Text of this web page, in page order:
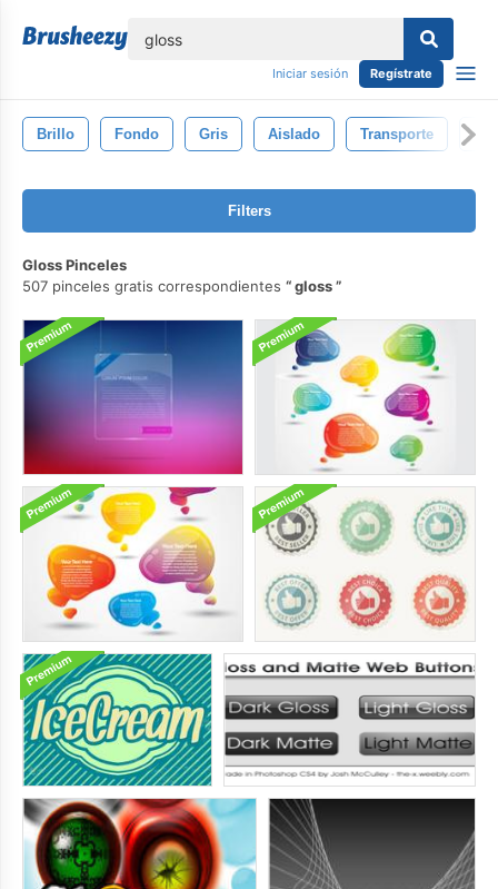
Iniciar sesión Regístrate
Brillo Fondo Gris Aislado Transporte
Filters
Gloss Pinceles
507 pinceles gratis correspondientes
gloss